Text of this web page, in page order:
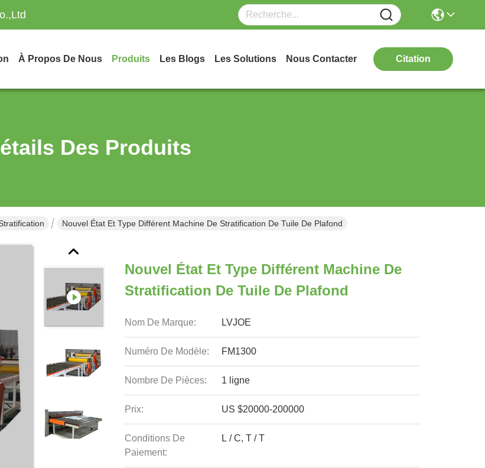
À Propos De Nous Produits Les Blogs Les Solutions Nous Contacter Citation
Des Produits
Nouvel État Et Type Différent Machine De Stratification De Tuile De Plafond
Nouvel État Et Type Différent Machine De
Stratification De Tuile De Plafond
Nom De Marque: LVJOE
Numéro De Modèle: FM1300
Nombre De Pièces: 1 ligne
Prix: US $20000-200000
Conditions De
Paiement:
L / C, T / T